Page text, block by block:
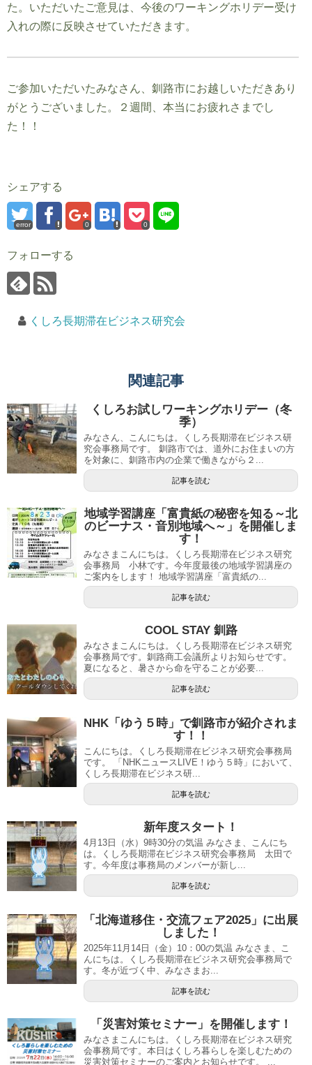
た。いただいたご意見は、今後のワーキングホリデー受け
入れの際に反映させていただきます。
ご参加いただいたみなさん、釧路市にお越しいただきあり
がとうございました。２週間、本当にお疲れさまでし
た！！
シェアする
error 0 0
フォローする
くしろ長期滞在ビジネス研究会
関連記事
くしろお試しワーキングホリデー（冬
季）
みなさん、こんにちは。くしろ長期滞在ビジネス研
究会事務局です。 釧路市では、道外にお住まいの方
を対象に、釧路市内の企業で働きながら２...
記事を読む
地域学習講座「富貴紙の秘密を知る～北
のビーナス・音別地域へ～」を開催しま
す！
みなさまこんにちは。くしろ長期滞在ビジネス研究
会事務局 小林です。今年度最後の地域学習講座の
ご案内をします！ 地域学習講座「富貴紙の...
記事を読む
COOL STAY 釧路
みなさまこんにちは。くしろ長期滞在ビジネス研究
会事務局です。釧路商工会議所よりお知らせです。
夏になると、暑さから命を守ることが必要...
記事を読む
NHK「ゆう５時」で釧路市が紹介されま
す！！
こんにちは。くしろ長期滞在ビジネス研究会事務局
です。 「NHKニュースLIVE！ゆう５時」において、
くしろ長期滞在ビジネス研...
記事を読む
新年度スタート！
4月13日（水）9時30分の気温 みなさま、こんにち
は。くしろ長期滞在ビジネス研究会事務局 太田で
す。今年度は事務局のメンバーが新し...
記事を読む
「北海道移住・交流フェア2025」に出展
しました！
2025年11月14日（金）10：00の気温 みなさま、こ
んにちは。くしろ長期滞在ビジネス研究会事務局で
す。冬が近づく中、みなさまお...
記事を読む
「災害対策セミナー」を開催します！
みなさまこんにちは。くしろ長期滞在ビジネス研究
会事務局です。本日はくしろ暮らしを楽しむための
災害対策セミナーのご案内とお知らせです。 ...